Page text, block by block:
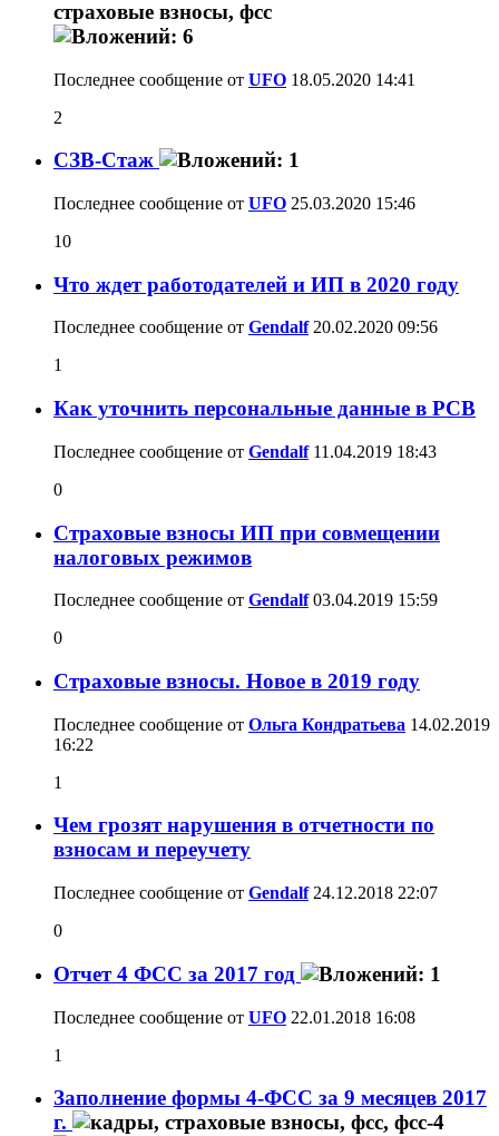
Последнее сообщение от UFO 18.05.2020 14:41
2
СЗВ-Стаж
Последнее сообщение от UFO 25.03.2020 15:46
10
Что ждет работодателей и ИП в 2020 году
Последнее сообщение от Gendalf20.02.2020 09:56
1
Как уточнить персональные данные в РСВ
Последнее сообщение от Gendalf11.04.2019 18:43
0
Страховые взносы ИП при совмещении
налоговых режимов
Последнее сообщение от Gendalf03.04.2019 15:59
0
Страховые взносы. Новое в 2019 году
Последнее сообщение от Ольга Кондратьева 14.02.2019
16:22
1
Чем грозят нарушения в отчетности по
взносам и переучету
Последнее сообщение от Gendalf24.12.2018 22:07
0
Отчет 4 ФСС за 2017 год
Последнее сообщение от UFO 22.01.2018 16:08
1
Заполнение формы 4-ФСС за 9 месяцев 2017
г.